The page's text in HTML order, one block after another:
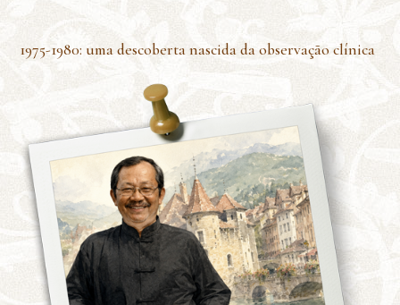
1975-1980: uma descoberta nascida da observação clínica